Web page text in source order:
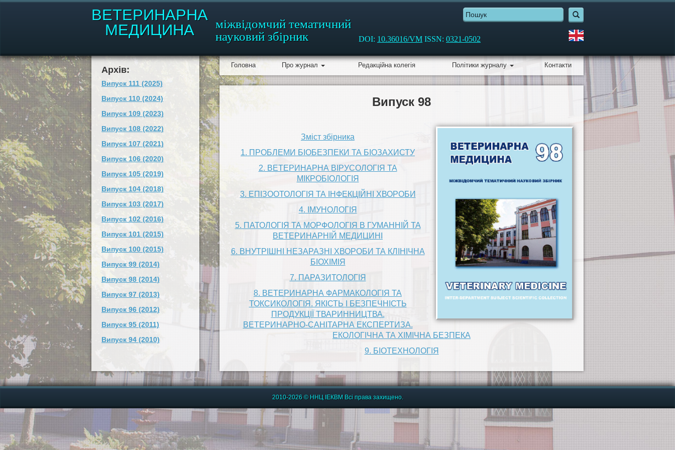
ВЕТЕРИНАРНА
МЕДИЦИНА
міжвідомчий тематичний
науковий збірник
DOI: 10.36016/VM ISSN: 0321-0502
Архів:
Випуск 111 (2025)
Випуск 110 (2024)
Випуск 109 (2023)
Випуск 108 (2022)
Випуск 107 (2021)
Випуск 106 (2020)
Випуск 105 (2019)
Випуск 104 (2018)
Випуск 103 (2017)
Випуск 102 (2016)
Випуск 101 (2015)
Випуск 100 (2015)
Випуск 99 (2014)
Випуск 98 (2014)
Випуск 97 (2013)
Випуск 96 (2012)
Випуск 95 (2011)
Випуск 94 (2010)
Головна Про журнал Редакційна колегія Політики журналу Контакти
Випуск 98
Зміст збірника
1. ПРОБЛЕМИ БІОБЕЗПЕКИ ТА БІОЗАХИСТУ
2. ВЕТЕРИНАРНА ВІРУСОЛОГІЯ ТА
МІКРОБІОЛОГІЯ
3. ЕПІЗООТОЛОГІЯ ТА ІНФЕКЦІЙНІ ХВОРОБИ
4. ІМУНОЛОГІЯ
5. ПАТОЛОГІЯ ТА МОРФОЛОГІЯ В ГУМАННІЙ ТА
ВЕТЕРИНАРНІЙ МЕДИЦИНІ
6. ВНУТРІШНІ НЕЗАРАЗНІ ХВОРОБИ ТА КЛІНІЧНА
БІОХІМІЯ
7. ПАРАЗИТОЛОГІЯ
8. ВЕТЕРИНАРНА ФАРМАКОЛОГІЯ ТА
ТОКСИКОЛОГІЯ. ЯКІСТЬ І БЕЗПЕЧНІСТЬ
ПРОДУКЦІЇ ТВАРИННИЦТВА.
ВЕТЕРИНАРНО-САНІТАРНА ЕКСПЕРТИЗА.
ЕКОЛОГІЧНА ТА ХІМІЧНА БЕЗПЕКА
9. БІОТЕХНОЛОГІЯ
2010-2026 © ННЦ ІЕКВМ Всі права захищено.